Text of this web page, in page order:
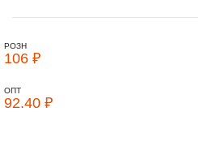
РОЗН
106 ₽
ОПТ
92.40 ₽